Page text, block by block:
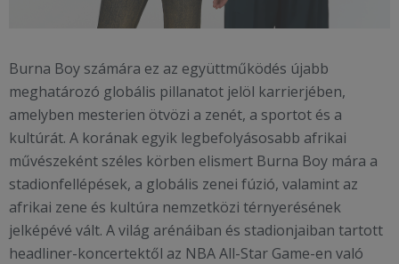
Burna Boy számára ez az együttműködés újabb
meghatározó globális pillanatot jelöl karrierjében,
amelyben mesterien ötvözi a zenét, a sportot és a
kultúrát. A korának egyik legbefolyásosabb afrikai
művészeként széles körben elismert Burna Boy mára a
stadionfellépések, a globális zenei fúzió, valamint az
afrikai zene és kultúra nemzetközi térnyerésének
jelképévé vált. A világ arénáiban és stadionjaiban tartott
headliner-koncertektől az NBA All-Star Game-en való